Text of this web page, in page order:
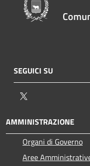
SEGUICI SU
AMMINISTRAZIONE
Organi di Governo
Aree